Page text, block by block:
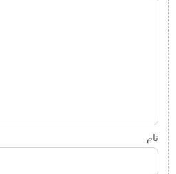
نام